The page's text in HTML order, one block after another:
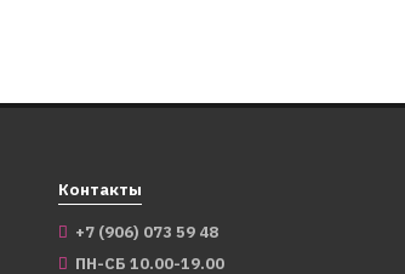
В корзину
Контакты
+7 (906) 073 59 48
ПН-СБ 10.00-19.00